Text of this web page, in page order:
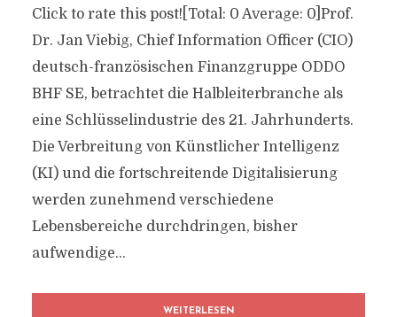
Click to rate this post![Total: 0 Average: 0]Prof.
Dr. Jan Viebig, Chief Information Officer (CIO)
deutsch-französischen Finanzgruppe ODDO
BHF SE, betrachtet die Halbleiterbranche als
eine Schlüsselindustrie des 21. Jahrhunderts.
Die Verbreitung von Künstlicher Intelligenz
(KI) und die fortschreitende Digitalisierung
werden zunehmend verschiedene
Lebensbereiche durchdringen, bisher
aufwendige...
WEITERLESEN